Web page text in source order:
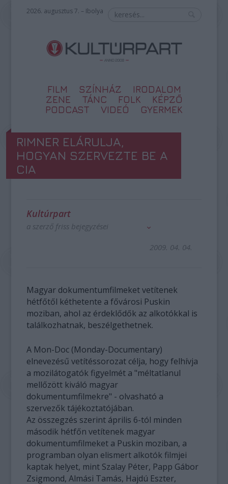
2026. augusztus 7. – Ibolya
FILM SZÍNHÁZ
IRODALOM
ZENE
TÁNC FOLK
KÉPZŐ
PODCAST
VIDEÓ GYERMEK
RIMNER ELÁRULJA,
HOGYAN SZERVEZTE BE A
CIA
Kultúrpart
a szerző friss bejegyzései
2009. 04. 04.
Magyar dokumentumfilmeket vetítenek
hétfőtől kéthetente a fővárosi Puskin
moziban, ahol az érdeklődők az alkotókkal is
találkozhatnak, beszélgethetnek.
A Mon-Doc (Monday-Documentary)
elnevezésű vetítéssorozat célja, hogy felhívja
a mozilátogatók figyelmét a "méltatlanul
mellőzött kiváló magyar
dokumentumfilmekre" - olvasható a
szervezők tájékoztatójában.
Az összegzés szerint április 6-tól minden
második hétfőn vetítenek magyar
dokumentumfilmeket a Puskin moziban, a
programban olyan elismert alkotók filmjei
kaptak helyet, mint Szalay Péter, Papp Gábor
Zsigmond, Almási Tamás, Hajdú Eszter,